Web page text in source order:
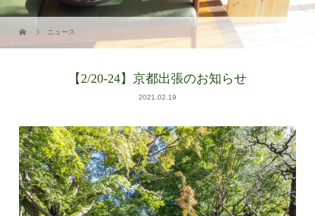
ニュース
【2/20-24】京都出張のお知らせ
2021.02.19